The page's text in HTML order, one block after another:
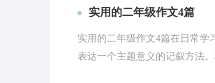
实用的二年级作文4篇
实用的二年级作文4篇在日常学
表达一个主题意义的记叙方法